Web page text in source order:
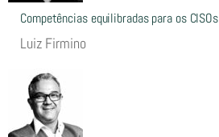
Competências equilibradas para os CISOs
Luiz Firmino